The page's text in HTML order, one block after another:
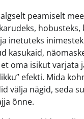
peamiselt
hobusteks,
inetuteks
kasukaid,
oma isikut varjata
efekti. Mida
välja nägid, seda
õnne.